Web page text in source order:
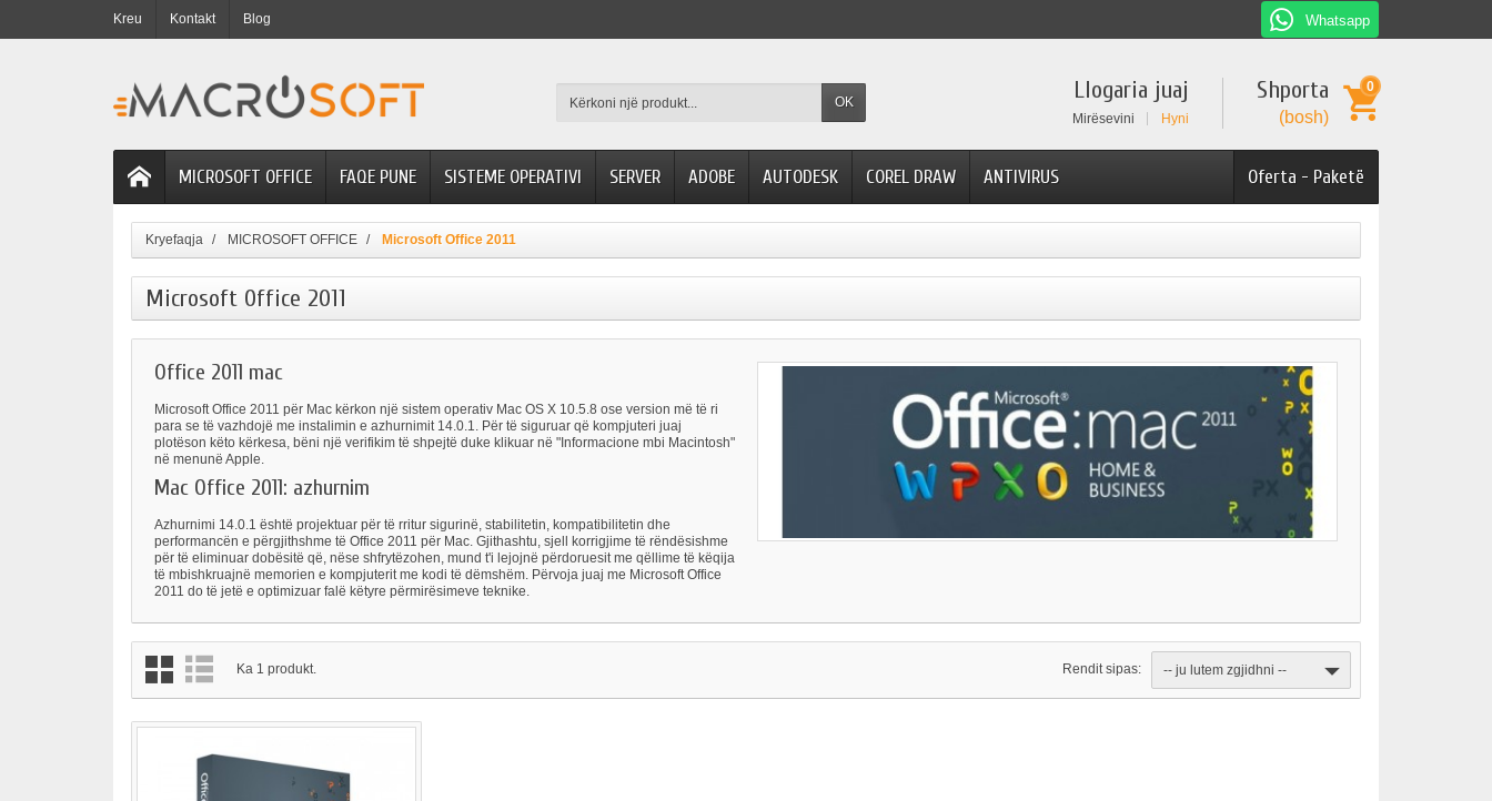
Kreu Kontakt Blog Whatsapp
OK Shporta
(bosh)
0
Llogaria juaj
Mirësevini Hyni
Oferta - Paketë
MICROSOFT OFFICE FAQE PUNE SISTEME OPERATIVI SERVER ADOBE AUTODESK COREL DRAW ANTIVIRUS
Kryefaqja MICROSOFT OFFICE Microsoft Office 2011
Microsoft Office 2011
Office 2011 mac
Microsoft Office 2011 për Mac kërkon një sistem operativ Mac OS X 10.5.8 ose version më të ri
para se të vazhdojë me instalimin e azhurnimit 14.0.1. Për të siguruar që kompjuteri juaj
plotëson këto kërkesa, bëni një verifikim të shpejtë duke klikuar në "Informacione mbi Macintosh"
në menunë Apple.
Mac Office 2011: azhurnim
Azhurnimi 14.0.1 është projektuar për të rritur sigurinë, stabilitetin, kompatibilitetin dhe
performancën e përgjithshme të Office 2011 për Mac. Gjithashtu, sjell korrigjime të rëndësishme
për të eliminuar dobësitë që, nëse shfrytëzohen, mund t'i lejojnë përdoruesit me qëllime të këqija
të mbishkruajnë memorien e kompjuterit me kodi të dëmshëm. Përvoja juaj me Microsoft Office
2011 do të jetë e optimizuar falë këtyre përmirësimeve teknike.
Ka 1 produkt. Rendit sipas: -- ju lutem zgjidhni --